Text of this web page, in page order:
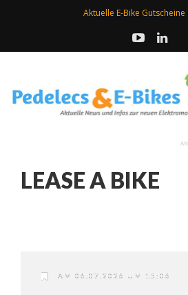
Aktuelle E-Bike
LEASE A BIKE
AM 06.07.2026 UM 15:06